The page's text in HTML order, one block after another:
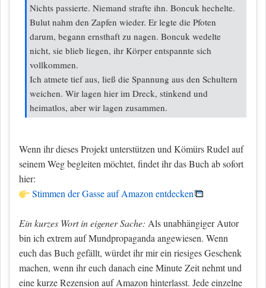
Nichts passierte. Niemand strafte ihn. Boncuk hechelte.
Bulut nahm den Zapfen wieder. Er legte die Pfoten
darum, begann ernsthaft zu nagen. Boncuk wedelte
nicht, sie blieb liegen, ihr Körper entspannte sich
vollkommen.
Ich atmete tief aus, ließ die Spannung aus den Schultern
weichen. Wir lagen hier im Dreck, stinkend und
heimatlos, aber wir lagen zusammen.
Wenn ihr dieses Projekt unterstützen und Kömürs Rudel auf
seinem Weg begleiten möchtet, findet ihr das Buch ab sofort
hier:
Stimmen der Gasse auf Amazon entdecken
Ein kurzes Wort in eigener Sache: Als unabhängiger Autor
bin ich extrem auf Mundpropaganda angewiesen. Wenn
euch das Buch gefällt, würdet ihr mir ein riesiges Geschenk
machen, wenn ihr euch danach eine Minute Zeit nehmt und
eine kurze Rezension auf Amazon hinterlasst. Jede einzelne